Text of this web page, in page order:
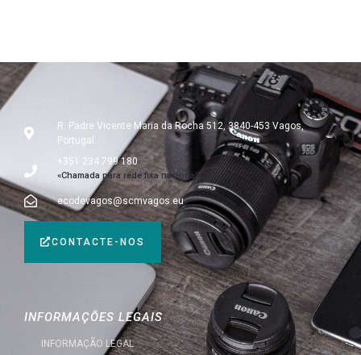
INFORMAÇÕES LEGAIS
INFORMAÇÃO LEGAL
R. Padre Vicente Maria da Rocha 512, 3840-453 Vagos,
Portugal
+351 234 799 180
«Chamada para rede fixa nacional»
ecodevagos@scmvagos.eu
CONTACTE-NOS